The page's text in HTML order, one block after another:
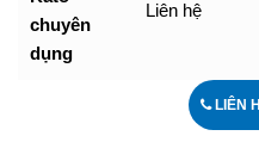
chuyên
dụng
Liên hệ
LIÊN